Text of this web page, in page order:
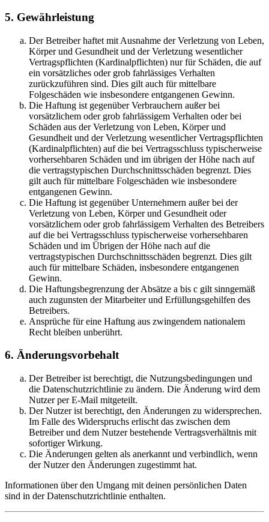
5. Gewährleistung
Der Betreiber haftet mit Ausnahme der Verletzung von Leben,
Körper und Gesundheit und der Verletzung wesentlicher
Vertragspflichten (Kardinalpflichten) nur für Schäden, die auf
ein vorsätzliches oder grob fahrlässiges Verhalten
zurückzuführen sind. Dies gilt auch für mittelbare
Folgeschäden wie insbesondere entgangenen Gewinn.
Die Haftung ist gegenüber Verbrauchern außer bei
vorsätzlichem oder grob fahrlässigem Verhalten oder bei
Schäden aus der Verletzung von Leben, Körper und
Gesundheit und der Verletzung wesentlicher Vertragspflichten
(Kardinalpflichten) auf die bei Vertragsschluss typischerweise
vorhersehbaren Schäden und im übrigen der Höhe nach auf
die vertragstypischen Durchschnittsschäden begrenzt. Dies
gilt auch für mittelbare Folgeschäden wie insbesondere
entgangenen Gewinn.
Die Haftung ist gegenüber Unternehmern außer bei der
Verletzung von Leben, Körper und Gesundheit oder
vorsätzlichem oder grob fahrlässigem Verhalten des Betreibers
auf die bei Vertragsschluss typischerweise vorhersehbaren
Schäden und im Übrigen der Höhe nach auf die
vertragstypischen Durchschnittsschäden begrenzt. Dies gilt
auch für mittelbare Schäden, insbesondere entgangenen
Gewinn.
Die Haftungsbegrenzung der Absätze a bis c gilt sinngemäß
auch zugunsten der Mitarbeiter und Erfüllungsgehilfen des
Betreibers.
Ansprüche für eine Haftung aus zwingendem nationalem
Recht bleiben unberührt.
6. Änderungsvorbehalt
Der Betreiber ist berechtigt, die Nutzungsbedingungen und
die Datenschutzrichtlinie zu ändern. Die Änderung wird dem
Nutzer per E-Mail mitgeteilt.
Der Nutzer ist berechtigt, den Änderungen zu widersprechen.
Im Falle des Widerspruchs erlischt das zwischen dem
Betreiber und dem Nutzer bestehende Vertragsverhältnis mit
sofortiger Wirkung.
Die Änderungen gelten als anerkannt und verbindlich, wenn
der Nutzer den Änderungen zugestimmt hat.
Informationen über den Umgang mit deinen persönlichen Daten
sind in der Datenschutzrichtlinie enthalten.